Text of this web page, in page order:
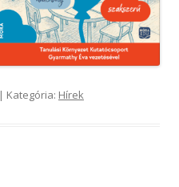
| Kategória: Hírek